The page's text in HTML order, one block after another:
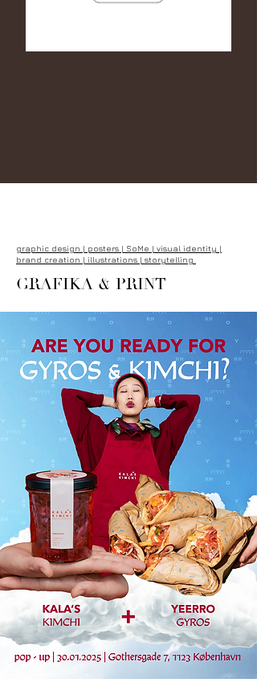
graphic design | posters | SoMe | visual identity |
brand creation | illustrations | storytelling
GRAFIKA & PRINT